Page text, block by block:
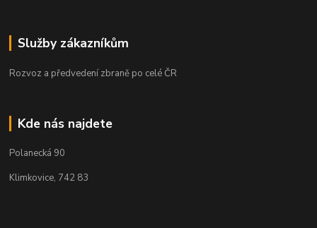
Služby zákazníkům
Rozvoz a předvedení zbraně po celé ČR
Kde nás najdete
Polanecká 90
Klimkovice, 742 83